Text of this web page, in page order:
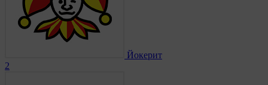
Йокерит
2